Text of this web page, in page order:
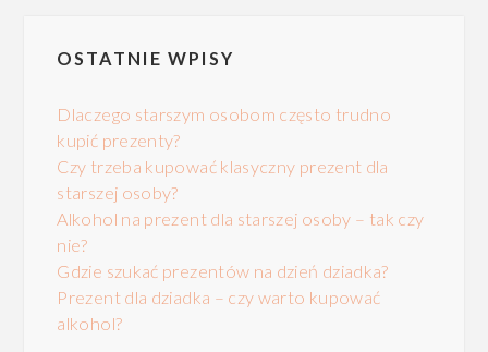
OSTATNIE WPISY
Dlaczego starszym osobom często trudno
kupić prezenty?
Czy trzeba kupować klasyczny prezent dla
starszej osoby?
Alkohol na prezent dla starszej osoby – tak czy
nie?
Gdzie szukać prezentów na dzień dziadka?
Prezent dla dziadka – czy warto kupować
alkohol?